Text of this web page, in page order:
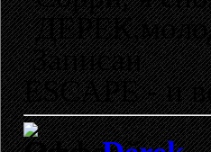
Записан
ESCAPE - и